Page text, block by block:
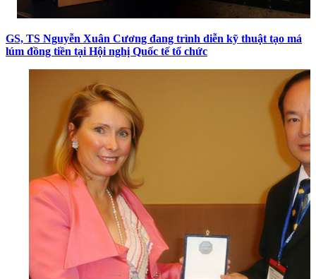
GS, TS Nguyễn Xuân Cương đang trình diễn kỹ thuật tạo má
lúm đồng tiền tại Hội nghị Quốc tế tổ chức